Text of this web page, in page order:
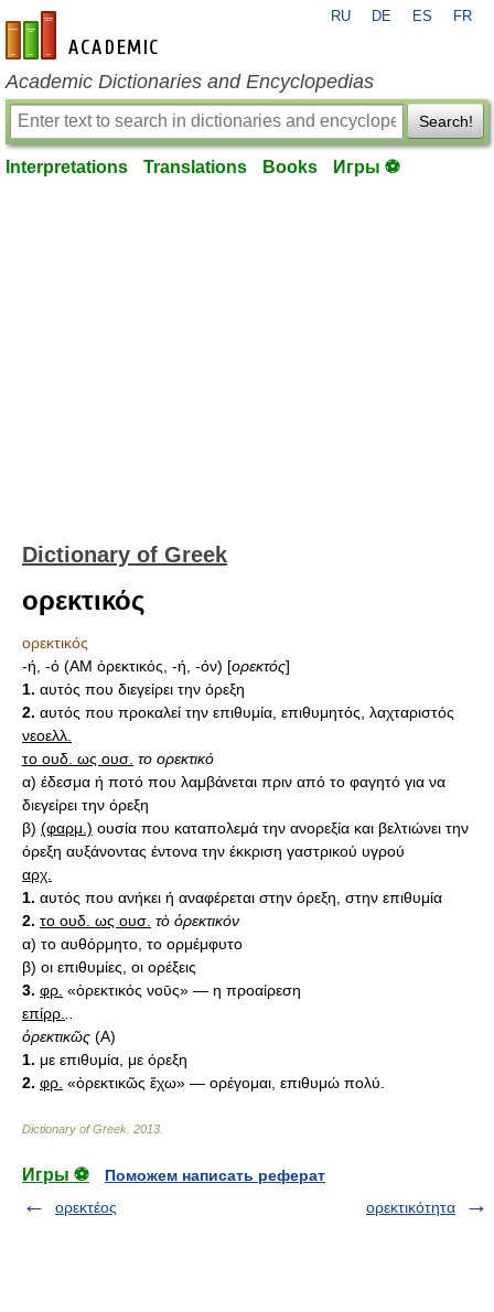
en-academic.com
RU DE ES FR
Academic Dictionaries and Encyclopedias
Search!
Interpretations Translations Books Игры ⚽
Dictionary of Greek
ορεκτικός
ορεκτικός
-ή, -ό (ΑΜ ὀρεκτικός, -ή, -όν) [ορεκτός]
1. αυτός που διεγείρει την όρεξη
2. αυτός που προκαλεί την επιθυμία, επιθυμητός, λαχταριστός
νεοελλ.
το ουδ. ως ουσ. το ορεκτικό
α) έδεσμα ή ποτό που λαμβάνεται πριν από το φαγητό για να
διεγείρει την όρεξη
β) (φαρμ.) ουσία που καταπολεμά την ανορεξία και βελτιώνει την
όρεξη αυξάνοντας έντονα την έκκριση γαστρικού υγρού
αρχ.
1. αυτός που ανήκει ή αναφέρεται στην όρεξη, στην επιθυμία
2. το ουδ. ως ουσ. τὸ ὀρεκτικόν
α) το αυθόρμητο, το ορμέμφυτο
β) οι επιθυμίες, οι ορέξεις
3. φρ. «ὀρεκτικός νοῡς» — η προαίρεση
επίρρ.
ὀρεκτικῶς (Α)
1. με επιθυμία, με όρεξη
2. φρ. «ὀρεκτικῶς ἔχω» — ορέγομαι, επιθυμώ πολύ.
Dictionary of Greek 2013
Игры ⚽
Поможем написать реферат
ορεκτέος
ορεκτικότητα